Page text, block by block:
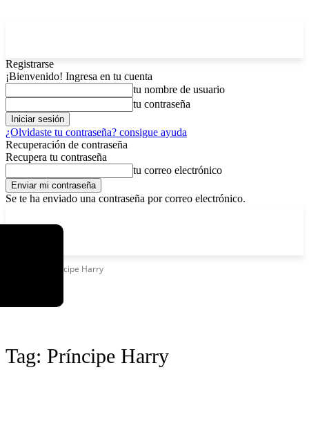
Registrarse
¡Bienvenido! Ingresa en tu cuenta
tu nombre de usuario
tu contraseña
¿Olvidaste tu contraseña? consigue ayuda
Recuperación de contraseña
Recupera tu contraseña
tu correo electrónico
Se te ha enviado una contraseña por correo electrónico.
Príncipe Harry
Tag: Príncipe Harry